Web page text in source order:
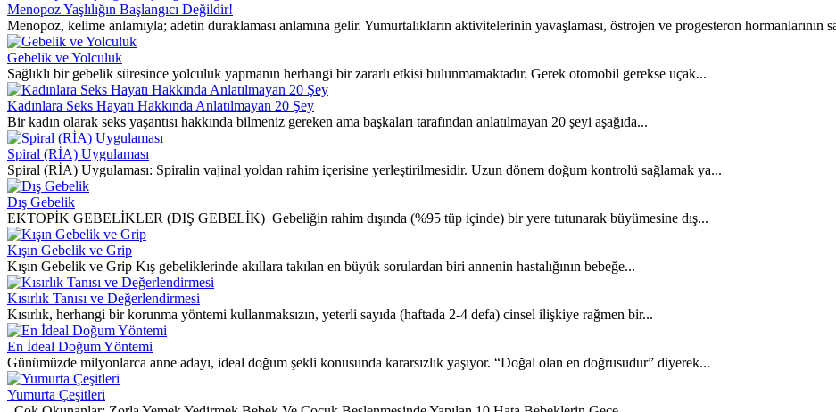
Menopoz Yaşlılığın Başlangıcı Değildir!
Menopoz, kelime anlamıyla; adetin duraklaması anlamına gelir. Yumurtalıkların aktivitelerinin yavaşlaması, östrojen ve progesteron hormanlarının
Gebelik ve Yolculuk
Sağlıklı bir gebelik süresince yolculuk yapmanın herhangi bir zararlı etkisi bulunmamaktadır. Gerek otomobil gerekse uçak...
Kadınlara Seks Hayatı Hakkında Anlatılmayan 20 Şey
Bir kadın olarak seks yaşantısı hakkında bilmeniz gereken ama başkaları tarafından anlatılmayan 20 şeyi aşağıda...
Spiral (RİA) Uygulaması
Spiral (RİA) Uygulaması: Spiralin vajinal yoldan rahim içerisine yerleştirilmesidir. Uzun dönem doğum kontrolü sağlamak ya...
Dış Gebelik
EKTOPİK GEBELİKLER (DIŞ GEBELİK) Gebeliğin rahim dışında (%95 tüp içinde) bir yere tutunarak büyümesine dış...
Kışın Gebelik ve Grip
Kışın Gebelik ve Grip Kış gebeliklerinde akıllara takılan en büyük sorulardan biri annenin hastalığının bebeğe...
Kısırlık Tanısı ve Değerlendirmesi
Kısırlık, herhangi bir korunma yöntemi kullanmaksızın, yeterli sayıda (haftada 2-4 defa) cinsel ilişkiye rağmen bir...
En İdeal Doğum Yöntemi
Günümüzde milyonlarca anne adayı, ideal doğum şekli konusunda kararsızlık yaşıyor. “Doğal olan en doğrusudur” diyerek...
Yumurta Çeşitleri